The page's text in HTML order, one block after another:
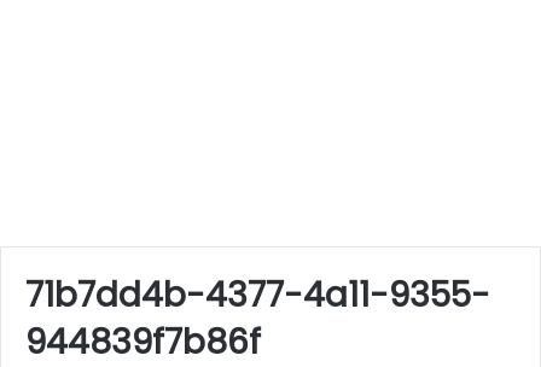
71b7dd4b-4377-4a11-9355-
944839f7b86f